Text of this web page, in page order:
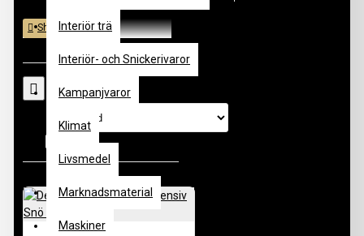
Interiör trä
Interiör- och Snickerivaror
Kampanjvaror
Klimat
Livsmedel
Marknadsmaterial
Maskiner
Massiva trägolv - Furu & Gran